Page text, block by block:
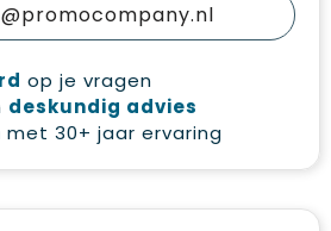
op je vragen
deskundig advies
met 30+ jaar ervaring